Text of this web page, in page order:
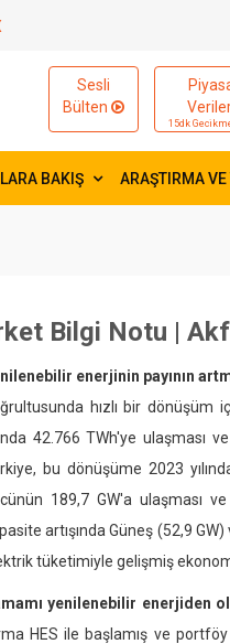
Sesli
Bülten
15dk
BAKIŞ ARAŞTIRMA
Bilgi Notu |
enerjinin payının
hızlı bir dönüşüm
42.766 TWh'ye ulaşması
bu dönüşüme 2023
189,7 GW'a ulaşması
artışında Güneş (52,9
tüketimiyle gelişmiş
yenilenebilir enerjiden
HES ile başlamış ve